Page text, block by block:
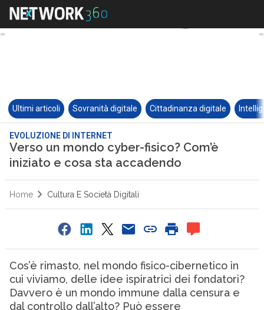
Ultimi articoli Sovranità digitale Cittadinanza digitale
EVOLUZIONE DI INTERNET
Verso un mondo cyber-fisico? Com’è
iniziato e cosa sta accadendo
Home Cultura E Società Digitali
Cos’è rimasto, nel mondo fisico-cibernetico in
cui viviamo, delle idee ispiratrici dei fondatori?
Davvero è un mondo immune dalla censura e
dal controllo dall’alto? Può essere